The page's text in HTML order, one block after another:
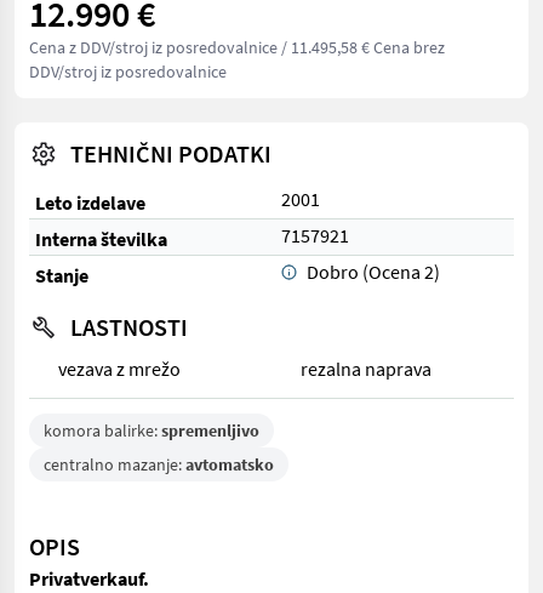
12.990 €
Cena z DDV/stroj iz posredovalnice / 11.495,58 € Cena brez
DDV/stroj iz posredovalnice
TEHNIČNI PODATKI
Leto izdelave
2001
Interna številka
7157921
Stanje
Dobro (Ocena 2)
LASTNOSTI
vezava z mrežo rezalna naprava
komora balirke:spremenljivo
centralno mazanje:avtomatsko
OPIS
Privatverkauf.